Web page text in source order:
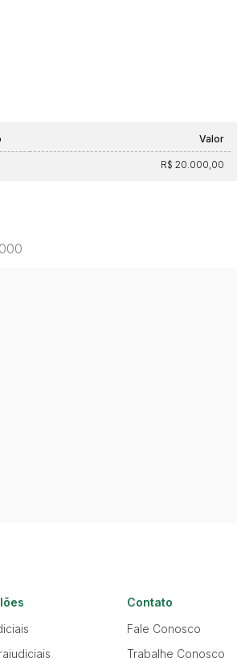
Valor
R$ 20.000,00
Contato
Fale Conosco
Trabalhe Conosco